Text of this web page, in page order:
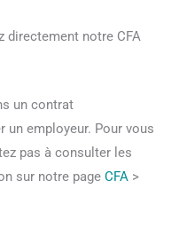
directement notre CFA
un contrat
un employeur. Pour vous
pas à consulter les
sur notre pageCFA >